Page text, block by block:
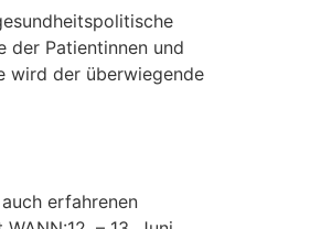
der Patientinnen und
wird der überwiegende
erfahrenen